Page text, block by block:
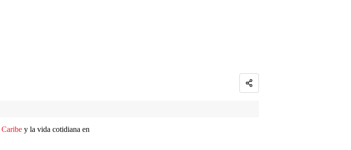
Caribe y la vida cotidiana en